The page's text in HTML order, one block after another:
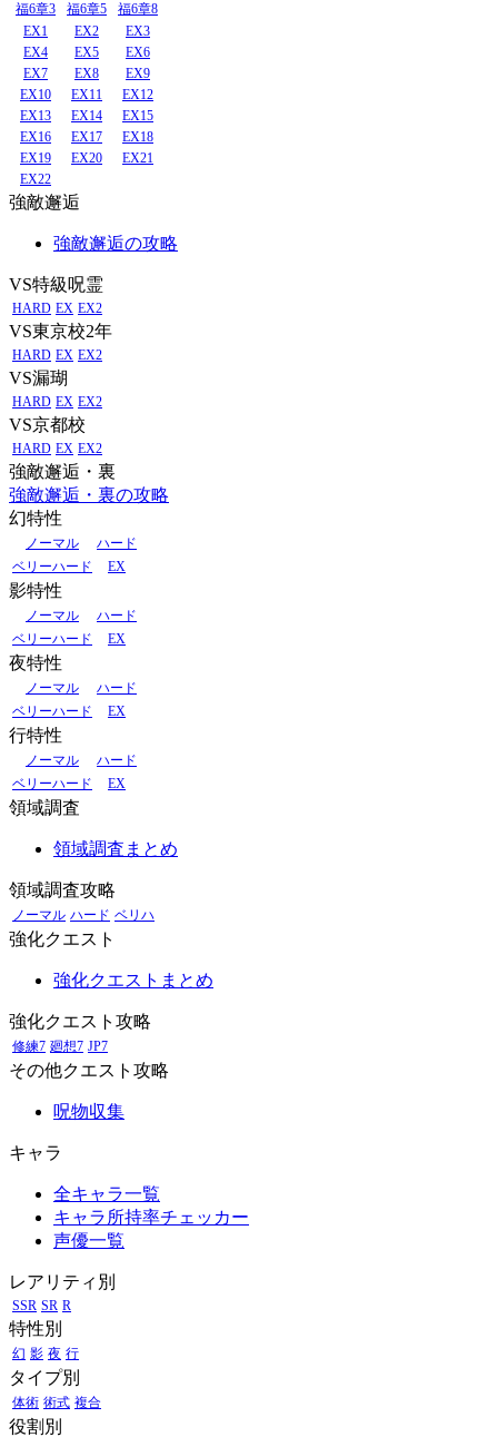
福6章3
福6章5
福6章8
EX1
EX2
EX3
EX4
EX5
EX6
EX7
EX8
EX9
EX10
EX11
EX12
EX13
EX14
EX15
EX16
EX17
EX18
EX19
EX20
EX21
EX22
強敵邂逅
強敵邂逅の攻略
VS特級呪霊
HARD EX EX2
VS東京校2年
HARD EX EX2
VS漏瑚
HARD EX EX2
VS京都校
HARD EX EX2
強敵邂逅・裏
強敵邂逅・裏の攻略
幻特性
ノーマル
ハード
ベリーハード
EX
影特性
ノーマル
ハード
ベリーハード
EX
夜特性
ノーマル
ハード
ベリーハード
EX
行特性
ノーマル
ハード
ベリーハード
EX
領域調査
領域調査まとめ
領域調査攻略
ノーマル ハード ベリハ
強化クエスト
強化クエストまとめ
強化クエスト攻略
修練7 廻想7 JP7
その他クエスト攻略
呪物収集
キャラ
全キャラ一覧
キャラ所持率チェッカー
声優一覧
レアリティ別
SSR SR R
特性別
幻 影 夜 行
タイプ別
体術 術式 複合
役割別